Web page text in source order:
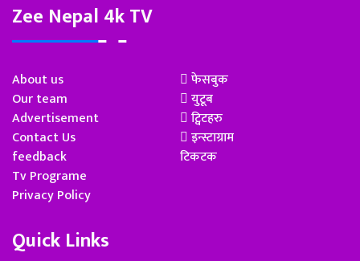
Zee Nepal 4k TV
About us
Our team
Advertisement
Contact Us
feedback
Tv Programe
Privacy Policy
फेसबुक
युटूब
ट्विटहरु
इन्स्टाग्राम
टिकटक
Quick Links